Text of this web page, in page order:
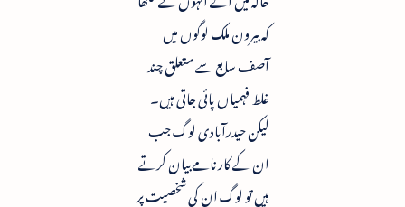
کہ بیرون ملک لوگوں میں
آصف سابع سے متعلق چند
غلط فہمیاں پائی جاتی ہیں۔
لیکن حیدرآبادی لوگ جب
ان کے کارنامے بیان کرتے
ہیں تو لوگ ان کی شخصیت پر